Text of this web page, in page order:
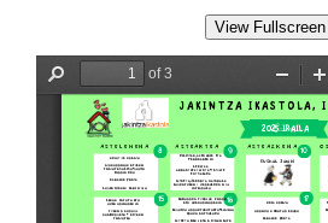
View Fullscreen